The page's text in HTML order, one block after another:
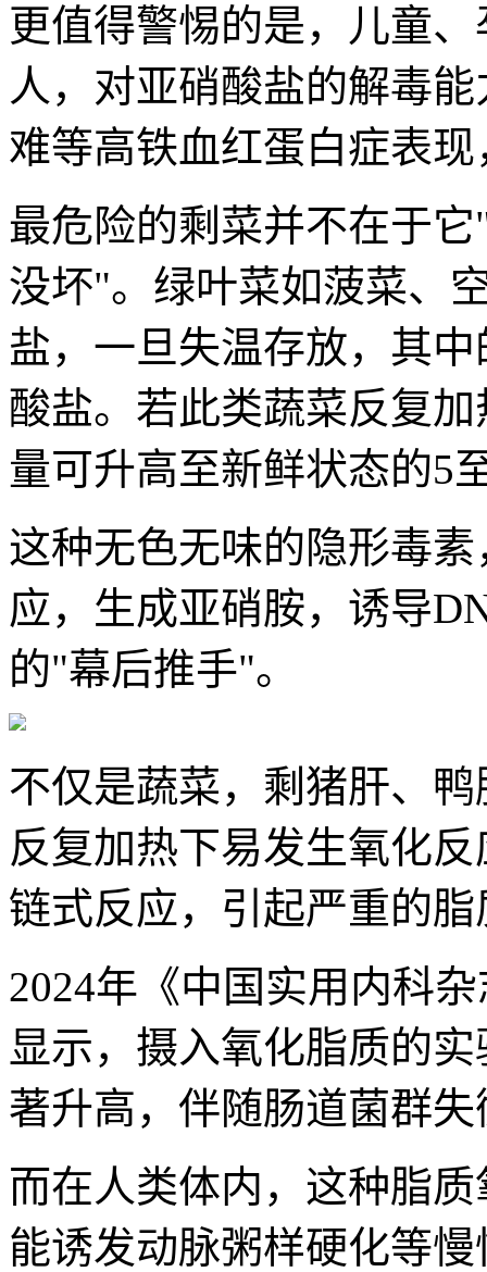
更值得警惕的是，儿童
人，对亚硝酸盐的解毒
难等高铁血红蛋白症表
最危险的剩菜并不在于
没坏"。绿叶菜如菠菜、
盐，一旦失温存放，其
酸盐。若此类蔬菜反复
量可升高至新鲜状态的5
这种无色无味的隐形毒
应，生成亚硝胺，诱导
的"幕后推手"。
不仅是蔬菜，剩猪肝、
反复加热下易发生氧化
链式反应，引起严重的
2024年《中国实用内科
显示，摄入氧化脂质的
著升高，伴随肠道菌群
而在人类体内，这种脂
能诱发动脉粥样硬化等